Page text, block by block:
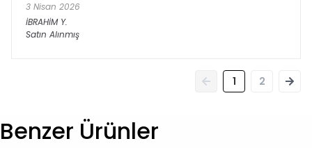
3 Nisan 2026
İBRAHİM Y.
Satın Alınmış
1 2
Benzer Ürünler